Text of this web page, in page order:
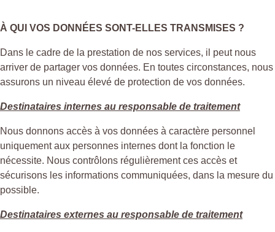
À QUI VOS DONNÉES SONT-ELLES TRANSMISES ?
Dans le cadre de la prestation de nos services, il peut nous
arriver de partager vos données. En toutes circonstances, nous
assurons un niveau élevé de protection de vos données.
Destinataires internes au responsable de traitement
Nous donnons accès à vos données à caractère personnel
uniquement aux personnes internes dont la fonction le
nécessite. Nous contrôlons régulièrement ces accès et
sécurisons les informations communiquées, dans la mesure du
possible.
Destinataires externes au responsable de traitement